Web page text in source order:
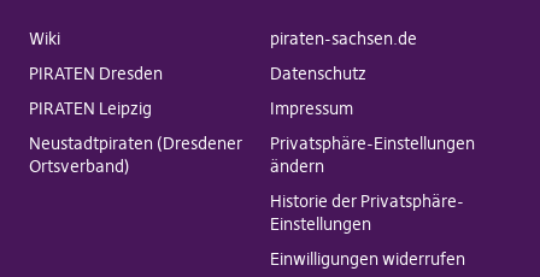
Wiki
PIRATEN Dresden
PIRATEN Leipzig
Neustadtpiraten (Dresdener
Ortsverband)
piraten-sachsen.de
Datenschutz
Impressum
Privatsphäre-Einstellungen
ändern
Historie der Privatsphäre-
Einstellungen
Einwilligungen widerrufen